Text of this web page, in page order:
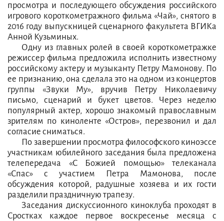
просмотра и последующего обсуждения российского
игрового короткометражного фильма «Чай», снятого в
2016 году выпускницей сценарного факультета ВГИКа
Анной Кузьминых.
Одну из главных ролей в своей короткометражке
режиссер фильма предложила исполнить известному
российскому актеру и музыканту Петру Мамонову. По
ее признанию, она сделала это на одном из концертов
группы «Звуки Му», вручив Петру Николаевичу
письмо, сценарий и букет цветов. Через неделю
популярный актер, хорошо знакомый православным
зрителям по киноленте «Остров», перезвонил и дал
согласие сниматься.
По завершении просмотра философского киноэссе
участникам юбилейного заседания была предложена
телепередача «С Божией помощью» телеканала
«Спас» с участием Петра Мамонова, после
обсуждения которой, радушные хозяева и их гости
разделили праздничную трапезу.
Заседания дискуссионного киноклуба проходят в
Сростках каждое первое воскресенье месяца с